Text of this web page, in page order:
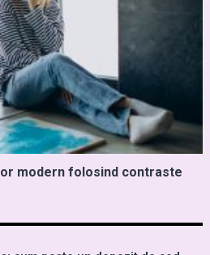
modern folosind contraste